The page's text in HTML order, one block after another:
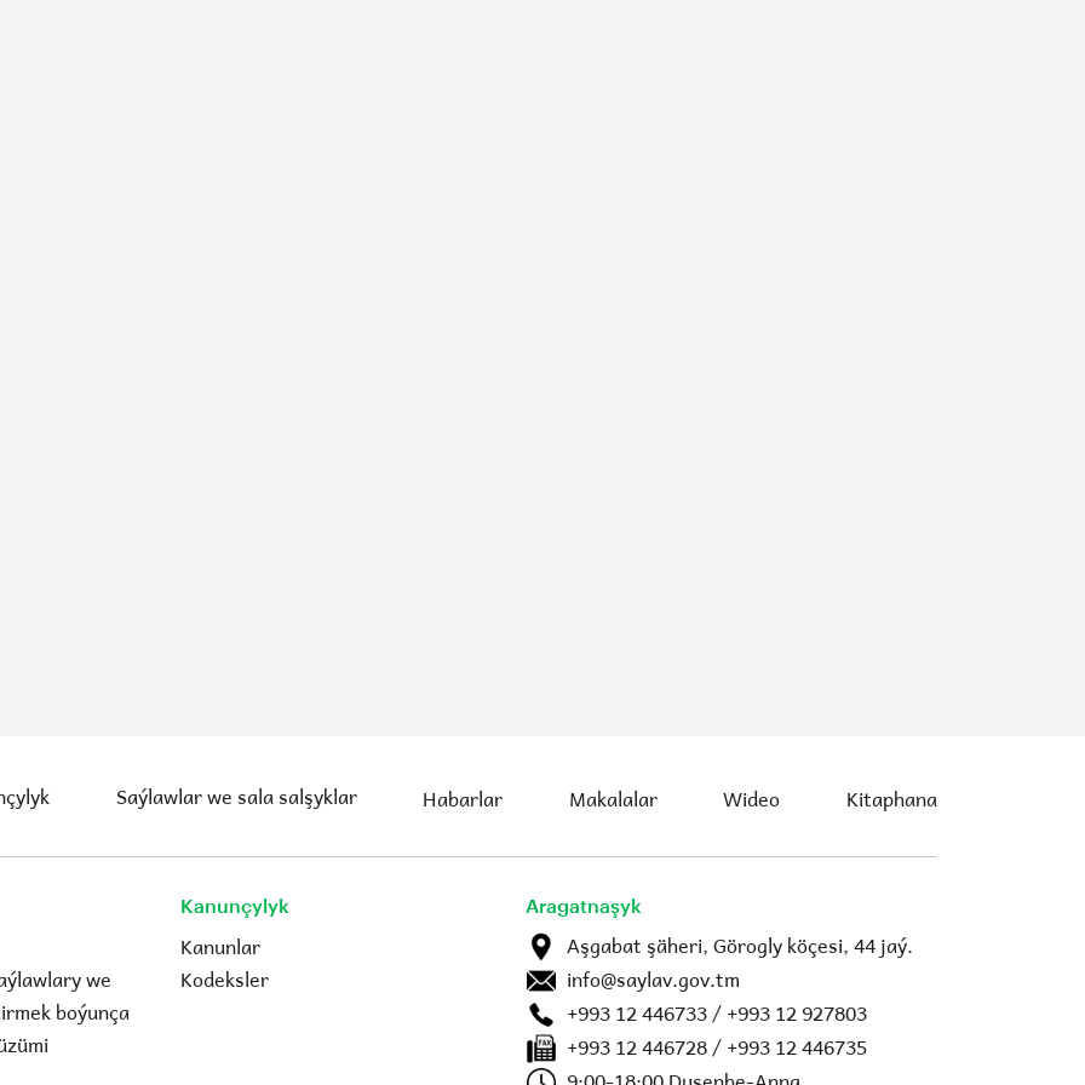
Saýlawlar we sala salşyklar Habarlar Makalalar Wideo Kitaphana
we
boýunça
Kanunçylyk
Kanunlar
Kodeksler
Aragatnaşyk
Aşgabat şäheri, Görogly köçesi, 44 jaý.
info@saylav.gov.tm
+993 12 446733 / +993 12 927803
+993 12 446728 / +993 12 446735